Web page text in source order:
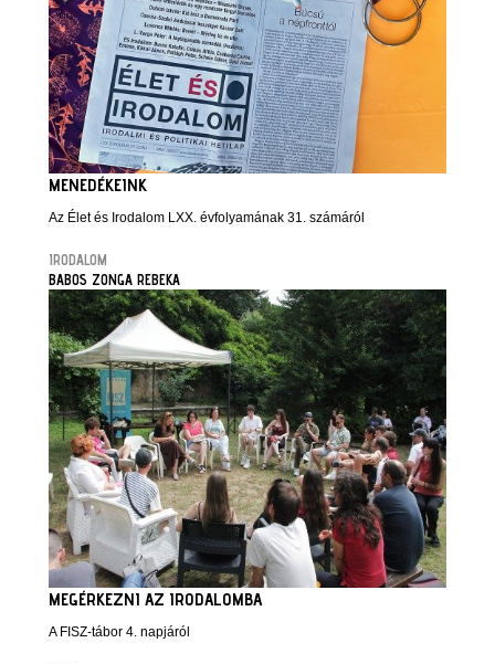
MENEDÉKEINK
Az Élet és Irodalom LXX. évfolyamának 31. számáról
IRODALOM
BABOS ZONGA REBEKA
MEGÉRKEZNI AZ IRODALOMBA
A FISZ-tábor 4. napjáról